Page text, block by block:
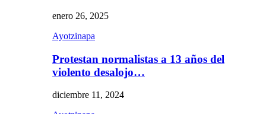
enero 26, 2025
Ayotzinapa
Protestan normalistas a 13 años del
violento desalojo…
diciembre 11, 2024